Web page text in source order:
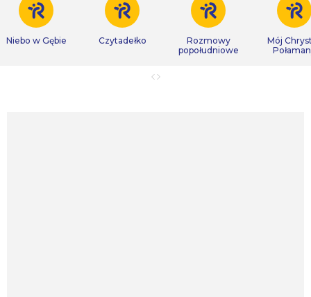
Niebo w Gębie Czytadełko
Rozmowy
popołudniowe
Mój